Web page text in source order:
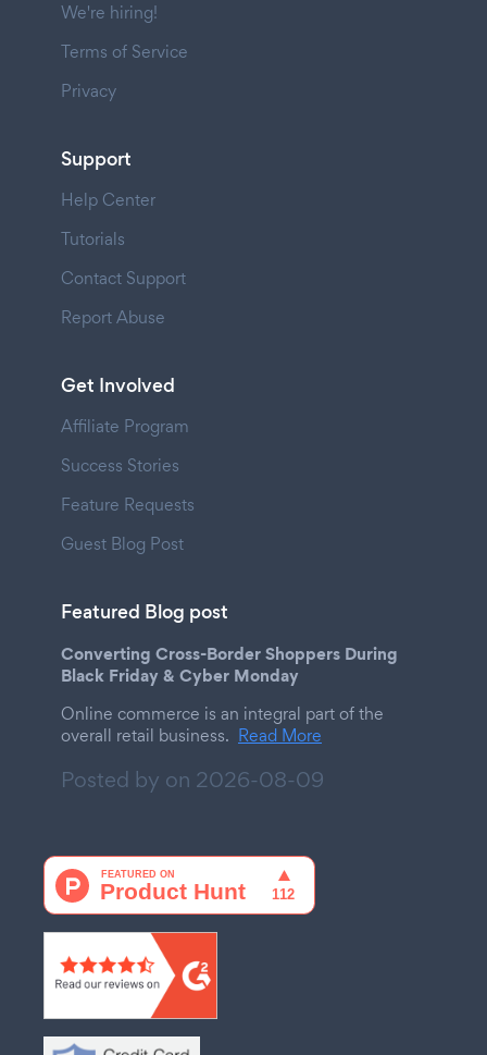
We're hiring!
Terms of Service
Privacy
Support
Help Center
Tutorials
Contact Support
Report Abuse
Get Involved
Affiliate Program
Success Stories
Feature Requests
Guest Blog Post
Featured Blog post
Converting Cross-Border Shoppers During
Black Friday & Cyber Monday
Online commerce is an integral part of the
overall retail business. Read More
Posted by on 2026-08-09